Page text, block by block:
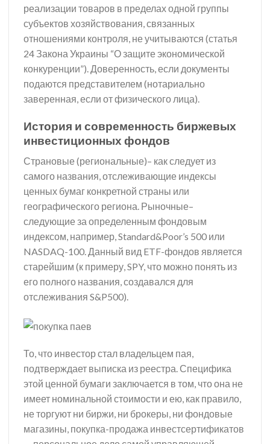
реализации товаров в пределах одной группы
субъектов хозяйствования, связанных
отношениями контроля, не учитываются (статья
24 Закона Украины “О защите экономической
конкуренции”). Доверенность, если документы
подаются представителем (нотариально
заверенная, если от физического лица).
История и современность биржевых
инвестиционных фондов
Страновые (региональные)– как следует из
самого названия, отслеживающие индексы
ценных бумаг конкретной страны или
географического региона. Рыночные–
следующие за определенным фондовым
индексом, например, Standard&Poor’s 500 или
NASDAQ-100. Данный вид ETF-фондов является
старейшим (к примеру, SPY, что можно понять из
его полного названия, создавался для
отслеживания S&P500).
То, что инвестор стал владельцем пая,
подтверждает выписка из реестра. Специфика
этой ценной бумаги заключается в том, что она не
имеет номинальной стоимости и ею, как правило,
не торгуют ни биржи, ни брокеры, ни фондовые
магазины, покупка-продажа инвестсертификатов